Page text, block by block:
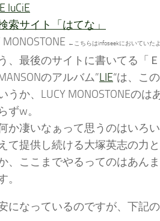
luCiE
索サイト「はてな」
←こちらはinfoseekにおいていた
、最後のサイトに書いてる「
のアルバム”LIE“は、こ
うか、LUCY MONOSTONEのは
ずw。
か凄いなぁって思うのはいろ
て提供し続ける大塚英志の力と
、ここまでやるってのはあんま
。
になっているのですが、下記